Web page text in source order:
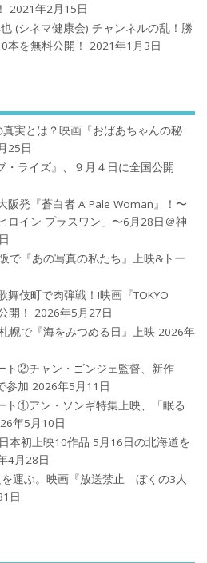
2021年2月15日
(シネマ健康会) チャンネルの乱！勝
本を無料公開！
2021年1月3日
実とは？映画『おばあちゃんの秘
25日
・ライズ』、９月４日に全国公開
阪発『蒼白者 A Pale Woman』！〜
ロイン プラスワン」〜6月28日＠神
で『あの写真の私たち』上映&トー
舞伎町で肉弾戦！!映画『TOKYO
開！
2026年5月27日
幌で『海をみつめる日』上映 2026年
ト②チャン・ゴンジェ監督、新作
参加 2026年5月11日
ト①アン・ソンギ特集上映、「眠る
年5月10日
本初上映10作品 5月16日の北海道を
4月28日
運ぶ。映画『放送禁止 ぼくの3人
日